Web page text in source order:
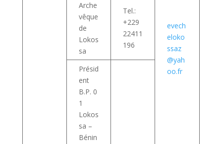
evech
eloko
ssaz
@yah
oo.fr
Arche
vêque
de
Lokos
sa
Tel.:
+229
22411
196
Présid
ent
B.P. 0
1
Lokos
sa –
Bénin